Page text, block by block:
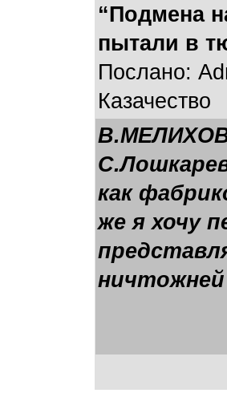
“Подмена
пытали в
Послано:
Казачество
как
же я хочу